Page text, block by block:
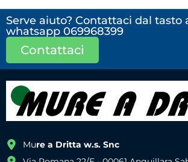
Serve aiuto? Contattaci dal tasto
whatsapp 069968399
Contattaci
Mure a Dritta w.s. Snc